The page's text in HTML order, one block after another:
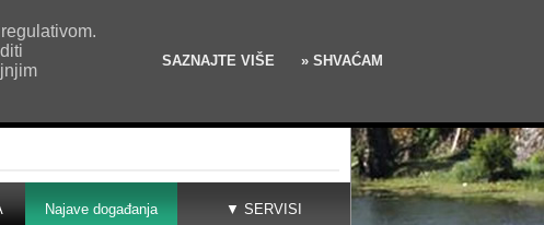
Najave događanja ▼ SERVISI
SAZNAJTE VIŠE » SHVAĆAM